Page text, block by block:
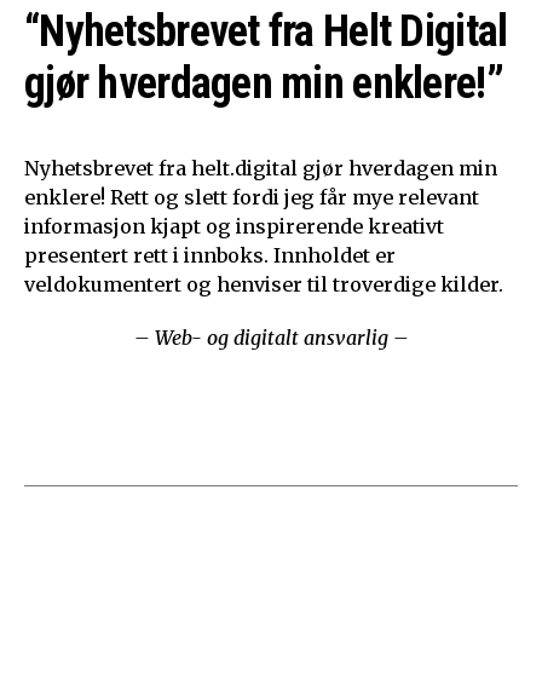
“Nyhetsbrevet fra Helt Digital
gjør hverdagen min enklere!”
Nyhetsbrevet fra helt.digital gjør hverdagen min
enklere! Rett og slett fordi jeg får mye relevant
informasjon kjapt og inspirerende kreativt
presentert rett i innboks. Innholdet er
veldokumentert og henviser til troverdige kilder.
– Web- og digitalt ansvarlig –